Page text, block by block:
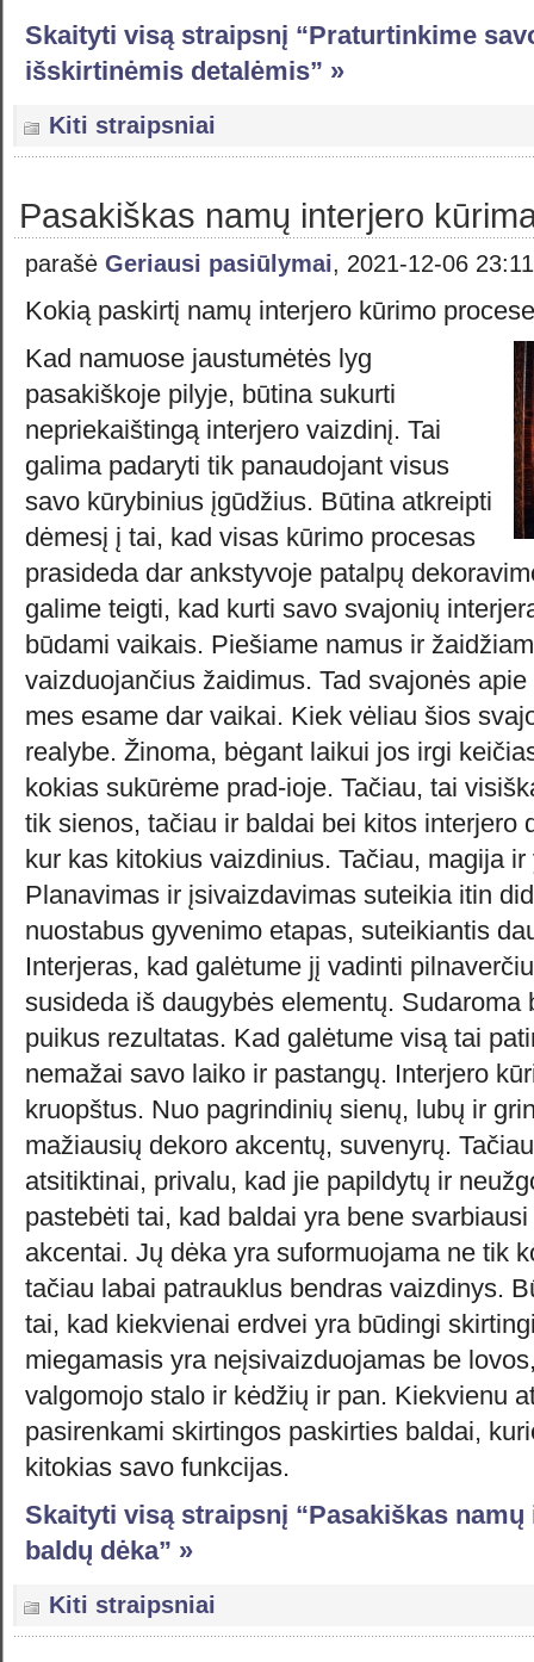
Skaityti visą straipsnį “Praturtinkime
išskirtinėmis detalėmis” »
Kiti straipsniai
Pasakiškas namų interjero
parašė Geriausi pasiūlymai, 2021-12-06 23:11
Kokią paskirtį namų interjero kūrimo
Kad namuose jaustumėtės lyg
pasakiškoje pilyje, būtina sukurti
nepriekaištingą interjero vaizdinį. Tai
galima padaryti tik panaudojant visus
savo kūrybinius įgūdžius. Būtina atkreipti
dėmesį į tai, kad visas kūrimo procesas
prasideda dar ankstyvoje patalpų
galime teigti, kad kurti savo svajonių
būdami vaikais. Piešiame namus ir
vaizduojančius žaidimus. Tad svajonės
mes esame dar vaikai. Kiek vėliau šios
realybe. Žinoma, bėgant laikui jos irgi
kokias sukūrėme prad-ioje. Tačiau, tai
tik sienos, tačiau ir baldai bei kitos interjero
kur kas kitokius vaizdinius. Tačiau, magija
Planavimas ir įsivaizdavimas suteikia itin
nuostabus gyvenimo etapas, suteikiantis
Interjeras, kad galėtume jį vadinti
susideda iš daugybės elementų. Sudaroma
puikus rezultatas. Kad galėtume visą tai
nemažai savo laiko ir pastangų. Interjero
kruopštus. Nuo pagrindinių sienų, lubų ir
mažiausių dekoro akcentų, suvenyrų.
atsitiktinai, privalu, kad jie papildytų ir
pastebėti tai, kad baldai yra bene
akcentai. Jų dėka yra suformuojama ne tik
tačiau labai patrauklus bendras vaizdinys.
tai, kad kiekvienai erdvei yra būdingi
miegamasis yra neįsivaizduojamas be
valgomojo stalo ir kėdžių ir pan. Kiekvienu
pasirenkami skirtingos paskirties baldai,
kitokias savo funkcijas.
Skaityti visą straipsnį “Pasakiškas
baldų dėka” »
Kiti straipsniai